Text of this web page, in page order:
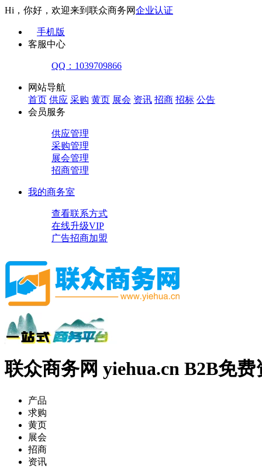
Hi，你好，欢迎来到联众商务网企业认证
手机版
客服中心
QQ：1039709866
网站导航
首页 供应 采购 黄页 展会 资讯 招商 招标 公告
会员服务
供应管理
采购管理
展会管理
招商管理
我的商务室
查看联系方式
在线升级VIP
广告招商加盟
联众商务网 yiehua.cn B2B免
产品
求购
黄页
展会
招商
资讯